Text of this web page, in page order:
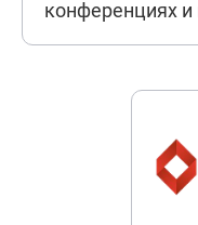
конференциях